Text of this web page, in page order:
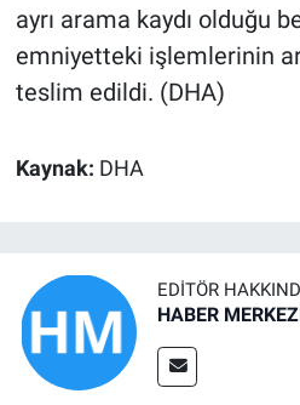
ayrı arama kaydı olduğu
emniyetteki işlemlerinin
teslim edildi. (DHA)
Kaynak: DHA
EDITÖR
HABER